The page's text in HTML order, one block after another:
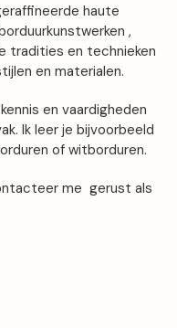
haute
,
tradities en technieken
en materialen.
en vaardigheden
Ik leer je bijvoorbeeld
of witborduren.
me gerust als